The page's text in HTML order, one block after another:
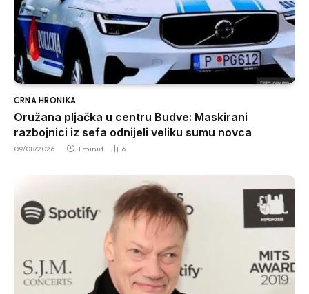
CRNA HRONIKA
Oružana pljačka u centru Budve: Maskirani
razbojnici iz sefa odnijeli veliku sumu novca
09/08/2026 1 minut 6